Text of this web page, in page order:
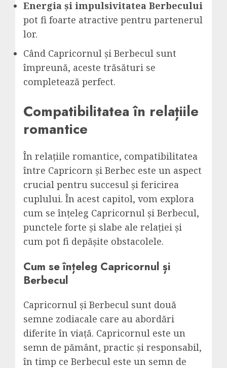
Energia și impulsivitatea Berbecului
pot fi foarte atractive pentru partenerul
lor.
Când Capricornul și Berbecul sunt
împreună, aceste trăsături se
completează perfect.
Compatibilitatea în relațiile
romantice
În relațiile romantice, compatibilitatea
între Capricorn și Berbec este un aspect
crucial pentru succesul și fericirea
cuplului. În acest capitol, vom explora
cum se înțeleg Capricornul și Berbecul,
punctele forte și slabe ale relației și
cum pot fi depășite obstacolele.
Cum se înțeleg Capricornul și
Berbecul
Capricornul și Berbecul sunt două
semne zodiacale care au abordări
diferite în viață. Capricornul este un
semn de pământ, practic și responsabil,
în timp ce Berbecul este un semn de